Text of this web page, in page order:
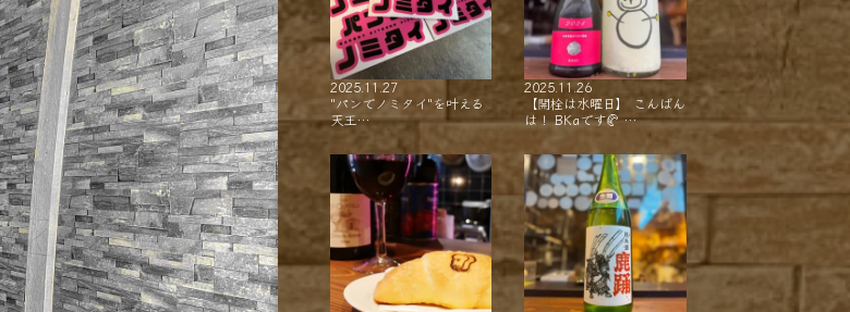
2025.11.27
"パンでノミタイ"を叶える
天王…
2025.11.26
【開栓は水曜日】 こんばん
は！ BKaです🥐 …